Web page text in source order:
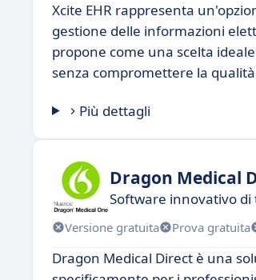
Xcite EHR rappresenta
gestione delle informazioni
propone come una scelta
senza compromettere la
Più dettagli
Dragon Medical
Software innovativo
Versione gratuita Prova gratuita
Dragon Medical Direct è una